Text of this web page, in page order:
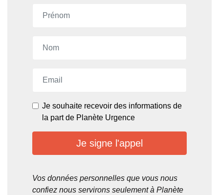
Je souhaite recevoir des informations de
la part de Planète Urgence
Je signe l'appel
Vos données personnelles que vous nous
confiez nous servirons seulement à Planète